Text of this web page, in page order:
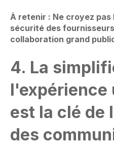
À retenir : Ne croyez pas
sécurité des
collaboration grand
4. La
est la clé de
des